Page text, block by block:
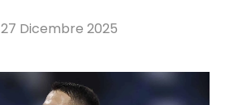
27 Dicembre 2025